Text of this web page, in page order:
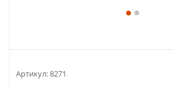
Артикул:8271